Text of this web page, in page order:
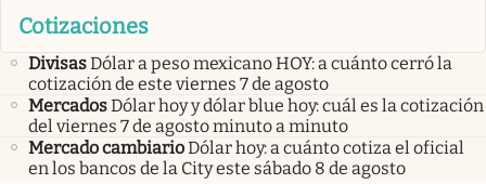
Cotizaciones
DivisasDólar a peso mexicano HOY: a cuánto cerró la
cotización de este viernes 7 de agosto
MercadosDólar hoy y dólar blue hoy: cuál es la cotización
del viernes 7 de agosto minuto a minuto
Mercado cambiarioDólar hoy: a cuánto cotiza el oficial
en los bancos de la City este sábado 8 de agosto